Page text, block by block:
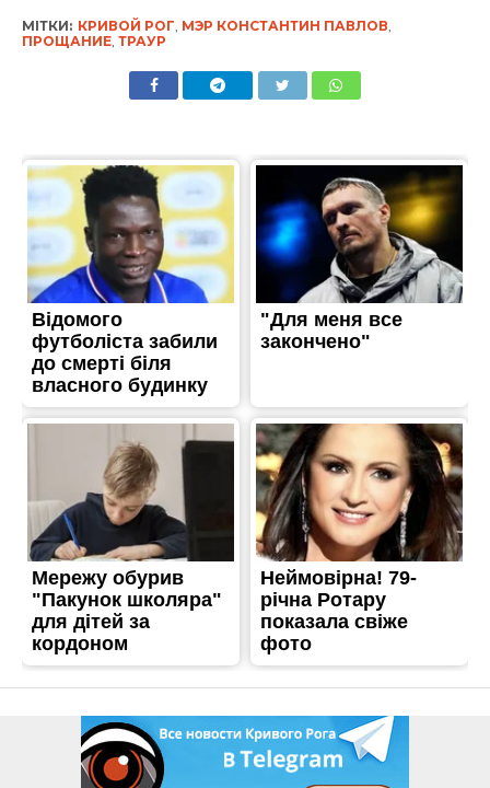
МІТКИ: КРИВОЙ РОГ МЭР КОНСТАНТИН ПАВЛОВ
ПРОЩАНИЕ, ТРАУР